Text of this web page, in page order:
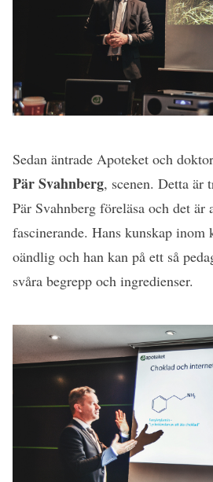
Sedan äntrade Apoteket och
Pär Svahnberg, scenen. Detta är
Pär Svahnberg föreläsa och det
fascinerande. Hans kunskap inom
oändlig och han kan på ett så
svåra begrepp och ingredienser.